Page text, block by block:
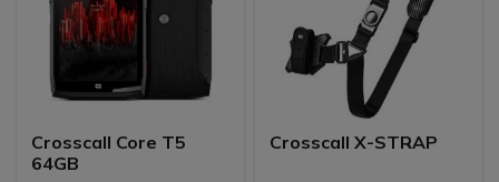
Crosscall Core T5
64GB
Crosscall X-STRAP